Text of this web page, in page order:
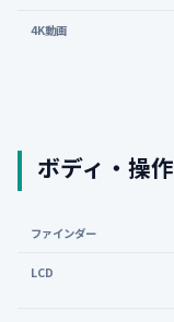
4K動画
ボディ・操作
ファインダー
LCD